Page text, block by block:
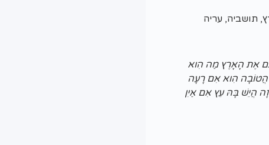
תושביה, עריה
אֶת הָאָרֶץ מַה הִוא
הִוא אִם רָעָה
הֲיֵשׁ בָּהּ עֵץ אִם אַיִן